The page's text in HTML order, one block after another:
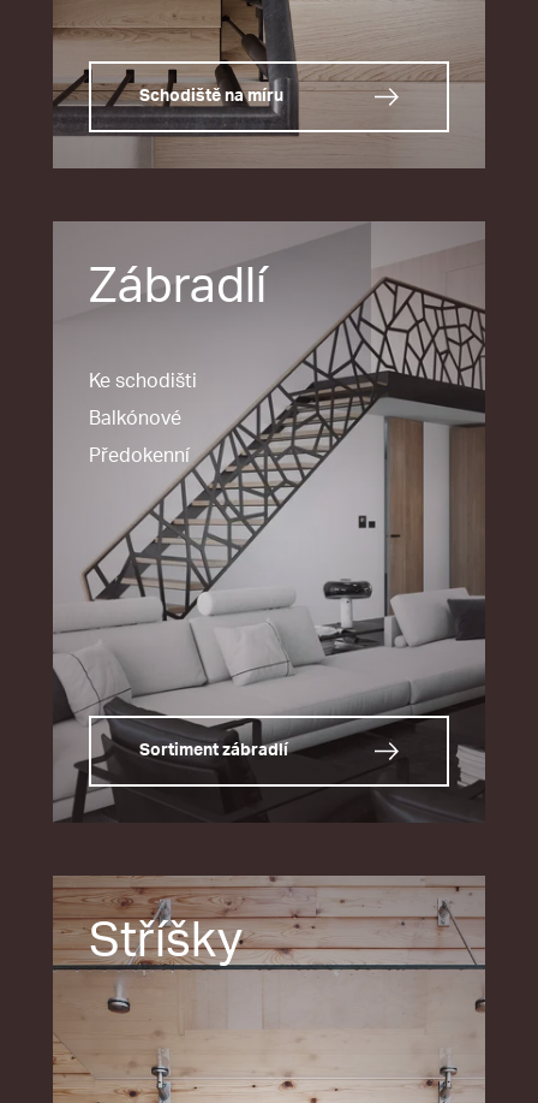
Schodiště na míru
Zábradlí
Ke schodišti
Balkónové
Předokenní
Sortiment zábradlí
Stříšky